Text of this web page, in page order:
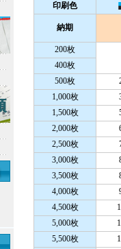
印刷色
納期
200枚
400枚
500枚
1,000枚
1,500枚
2,000枚
2,500枚
3,000枚
3,500枚
4,000枚
4,500枚
5,000枚
5,500枚